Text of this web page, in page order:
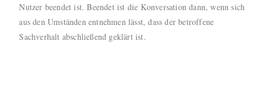
Nutzer beendet ist. Beendet ist die Konversation dann, wenn sich
aus den Umständen entnehmen lässt, dass der betroffene
Sachverhalt abschließend geklärt ist.